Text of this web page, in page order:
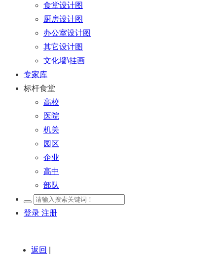
食堂设计图
厨房设计图
办公室设计图
其它设计图
文化墙\挂画
专家库
标杆食堂
高校
医院
机关
园区
企业
高中
部队
登录 注册
返回